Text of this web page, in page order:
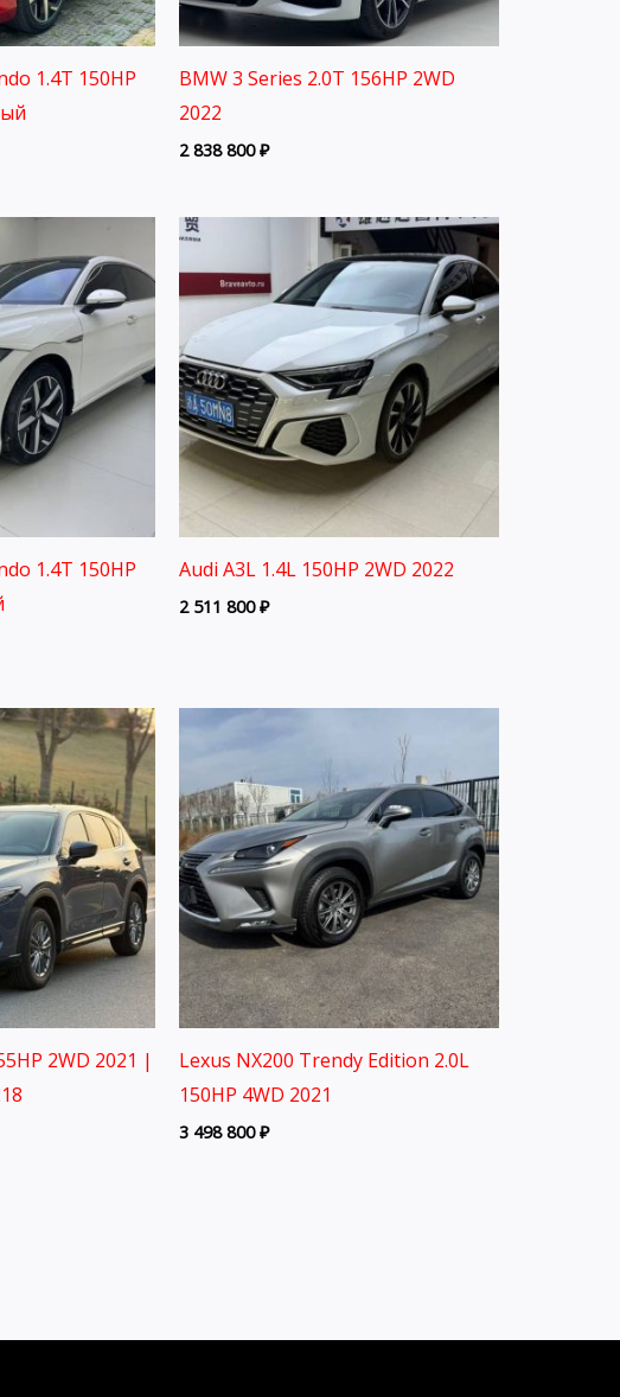
1.4T 150HP
BMW 3 Series 2.0T 156HP 2WD
2022
2 838 800₽
1.4T 150HP
Audi A3L 1.4L 150HP 2WD 2022
2 511 800₽
2WD 2021 |
Lexus NX200 Trendy Edition 2.0L
150HP 4WD 2021
3 498 800₽